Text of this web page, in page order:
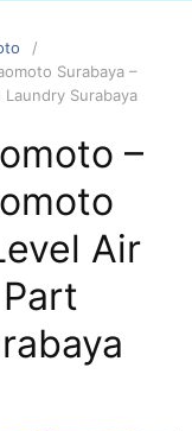
Surabaya –
Surabaya
–
Air